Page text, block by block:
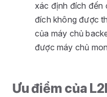
xác định đích đến
đích không được
của máy chủ
được máy chủ
Ưu điểm của